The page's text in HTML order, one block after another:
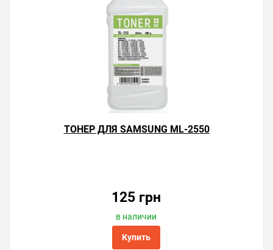
Решили купить картридж Samsung ML-2550 —
онлайн-консультанту. Мы ответим на вопросы и
ТОНЕР ДЛЯ SAMSUNG ML-2550
125 грн
в наличии
Купить